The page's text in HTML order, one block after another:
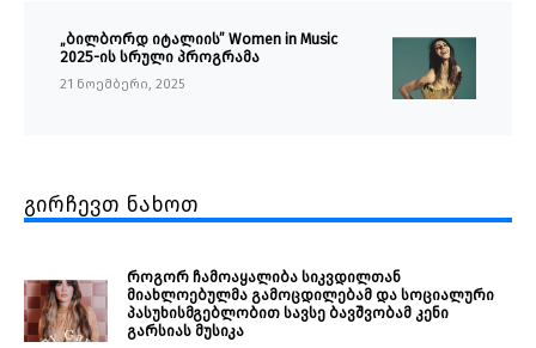
„ბილბორდ იტალიის” Women in Music
2025-ის სრული პროგრამა
21 ნოემბერი, 2025
გირჩევთ ნახოთ
როგორ ჩამოაყალიბა სიკვდილთან
მიახლოებულმა გამოცდილებამ და სოციალური
პასუხისმგებლობით სავსე ბავშვობამ კენი
გარსიას მუსიკა